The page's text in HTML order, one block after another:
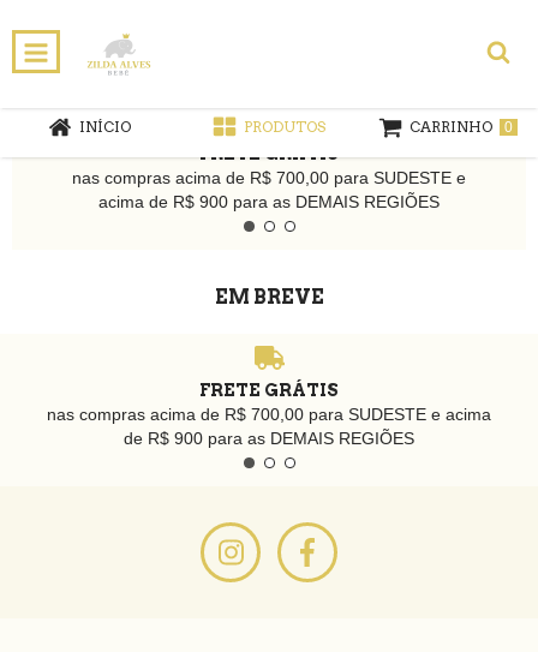
INÍCIO PRODUTOS CARRINHO 0
FRETE GRÁTIS
nas compras acima de R$ 700,00 para SUDESTE e
acima de R$ 900 para as DEMAIS REGIÕES
EM BREVE
FRETE GRÁTIS
nas compras acima de R$ 700,00 para SUDESTE e acima
de R$ 900 para as DEMAIS REGIÕES